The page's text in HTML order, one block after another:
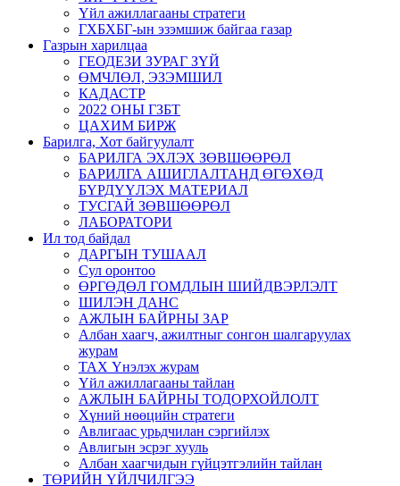
Үйл ажиллагааны стратеги
ГХБХБГ-ын эзэмшиж байгаа газар
Газрын харилцаа
ГЕОДЕЗИ ЗУРАГ ЗҮЙ
ӨМЧЛӨЛ, ЭЗЭМШИЛ
КАДАСТР
2022 ОНЫ ГЗБТ
ЦАХИМ БИРЖ
Барилга, Хот байгуулалт
БАРИЛГА ЭХЛЭХ ЗӨВШӨӨРӨЛ
БАРИЛГА АШИГЛАЛТАНД ӨГӨХӨД
БҮРДҮҮЛЭХ МАТЕРИАЛ
ТУСГАЙ ЗӨВШӨӨРӨЛ
ЛАБОРАТОРИ
Ил тод байдал
ДАРГЫН ТУШААЛ
Сул оронтоо
ӨРГӨДӨЛ ГОМДЛЫН ШИЙДВЭРЛЭЛТ
ШИЛЭН ДАНС
АЖЛЫН БАЙРНЫ ЗАР
Албан хаагч, ажилтныг сонгон шалгаруулах
журам
ТАХ Үнэлэх журам
Үйл ажиллагааны тайлан
АЖЛЫН БАЙРНЫ ТОДОРХОЙЛОЛТ
Хүний нөөцийн стратеги
Авлигаас урьдчилан сэргийлэх
Авлигын эсрэг хууль
Албан хаагчидын гүйцэтгэлийн тайлан
ТӨРИЙН ҮЙЛЧИЛГЭЭ